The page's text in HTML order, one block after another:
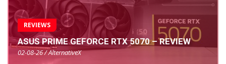
REVIEWS
ASUS PRIME GEFORCE RTX 5070 – REVIEW
02-08-26 / AlternativeX